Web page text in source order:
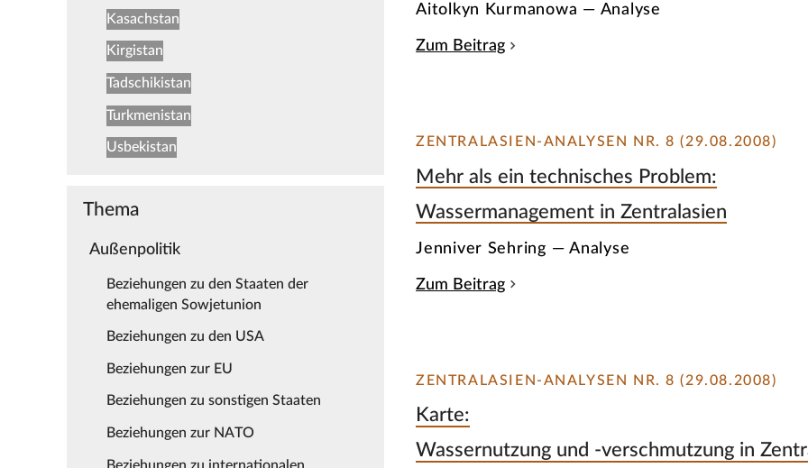
Kasachstan
Kirgistan
Tadschikistan
Turkmenistan
Usbekistan
Thema
Außenpolitik
Beziehungen zu den Staaten der
ehemaligen Sowjetunion
Beziehungen zu den USA
Beziehungen zur EU
Beziehungen zu sonstigen Staaten
Beziehungen zur NATO
Beziehungen zu internationalen
Aitolkyn Kurmanowa — Analyse
Zum Beitrag
ZENTRALASIEN-ANALYSEN NR. 8 (29.08.2008)
Mehr als ein technisches Problem:
Wassermanagement in Zentralasien
Jenniver Sehring — Analyse
Zum Beitrag
ZENTRALASIEN-ANALYSEN NR. 8 (29.08.2008)
Karte:
Wassernutzung und -verschmutzung in